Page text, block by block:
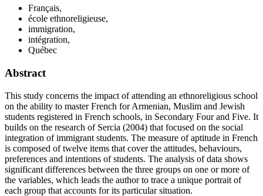
Français,
école ethnoreligieuse,
immigration,
intégration,
Québec
Abstract
This study concerns the impact of attending an ethnoreligious school
on the ability to master French for Armenian, Muslim and Jewish
students registered in French schools, in Secondary Four and Five. It
builds on the research of Sercia (2004) that focused on the social
integration of immigrant students. The measure of aptitude in French
is composed of twelve items that cover the attitudes, behaviours,
preferences and intentions of students. The analysis of data shows
significant differences between the three groups on one or more of
the variables, which leads the author to trace a unique portrait of
each group that accounts for its particular situation.